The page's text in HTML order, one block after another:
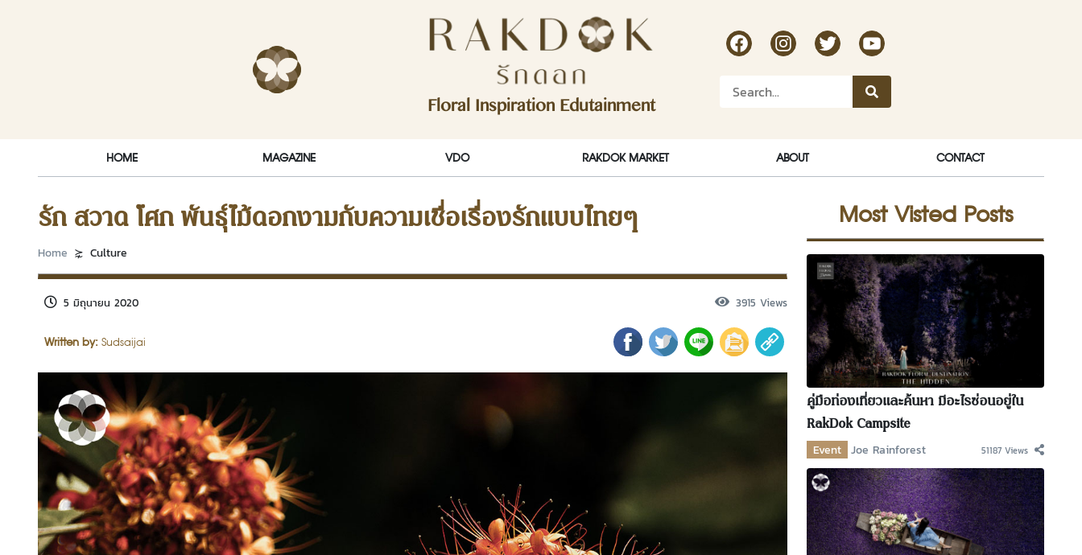
Floral Inspiration Edutainment
RakDok Channel Facebook
RakDok Channel Instagram
RakDok TwitterRakdok Channel Youtube
HOME MAGAZINE VDO RAKDOK MARKET ABOUT CONTACT
รัก สวาด โศก พันธุ์ไม้ดอกงามกับความเชื่อเรื่องรักแบบไทยๆ
Home Culture
Written by: Sudsaijai
5 มิถุนายน 2020 3915 Views
Most Visted Posts
คู่มือท่องเที่ยวและค้นหา มีอะไรซ่อนอยู่ใน
RakDok Campsite
Event Joe Rainforest 51187 Views